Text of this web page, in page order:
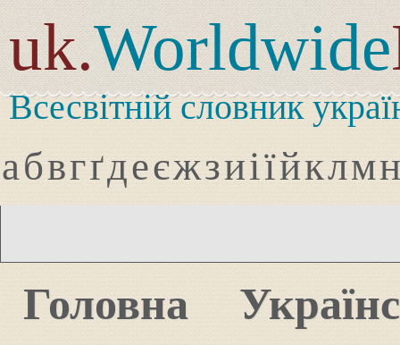
uk.Worldwide
Всесвітній словник
абвгґдеєжзиіїйклмн
Головна